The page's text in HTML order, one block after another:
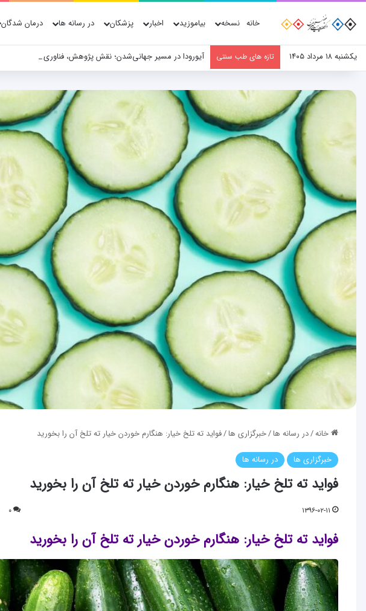
خانه نسخه بیاموزید اخبار پزشکان در رسانه ها درمان شدگان
یکشنبه ۱۸ مرداد ۱۴۰۵ تازه های طب سنتی آیورودا در مسیر جهانی‌شدن؛ نقش پژوهش، فناوری و شواهد علمی
خانه/در رسانه ها/خبرگزاری ها/فواید ته تلخ خیار: هنگارم خوردن خیار ته تلخ آن را بخورید
خبرگزاری ها در رسانه ها
فواید ته تلخ خیار: هنگارم خوردن خیار ته تلخ آن را بخورید
۱۳۹۶-۰۲-۱۱ ۰
فواید ته تلخ خیار: هنگارم خوردن خیار ته تلخ آن را بخورید